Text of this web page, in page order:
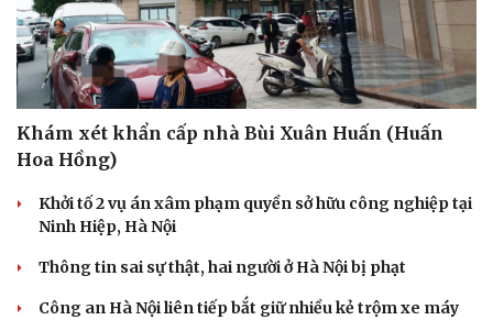
Di sản
Khám xét khẩn cấp nhà Bùi Xuân Huấn (Huấn
Hoa Hồng)
Khởi tố 2 vụ án xâm phạm quyền sở hữu công nghiệp tại
Ninh Hiệp, Hà Nội
Thông tin sai sự thật, hai người ở Hà Nội bị phạt
Công an Hà Nội liên tiếp bắt giữ nhiều kẻ trộm xe máy